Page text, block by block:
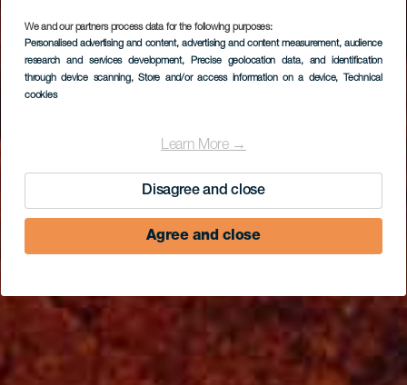
We and our partners process data for the following purposes:
Personalised advertising and content, advertising and content measurement, audience
research and services development, Precise geolocation data, and identification
through device scanning, Store and/or access information on a device, Technical
cookies
Learn More →
Disagree and close
Agree and close